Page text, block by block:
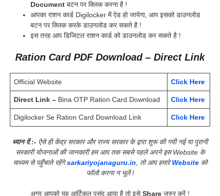
Document बटन पर क्लिक करना है !
आपका राशन कार्ड Digilocker में ऐड हो जायेगा, आप इसको डाउनलोड
बटन पर क्लिक करके डाउनलोड कर सकते है !
इस तरह आप डिजिटल राशन कार्ड को डाउनलोड कर सकते है !
Ration Card PDF Download – Direct Link
Official Website Click Here
Direct Link – Bina OTP Ration Card Download Click Here
Digilocker Se Ration Card Download Link Click Here
ध्यान दें :- ऐसे ही केंद्र सरकार और राज्य सरकार के द्वारा शुरू की गयी नई या पुरानी
सरकारी योजनाओं की जानकारी हम आप तक सबसे पहले अपने इस Website के
माध्यम से पहुँचाते रहेंगेsarkariyojanaguru.in , तो आप हमारेWebsiteको
फॉलो करना न भूलें !
अगर आपको यह आर्टिकल पसंद आया है तो इसेShare जरुर करें !